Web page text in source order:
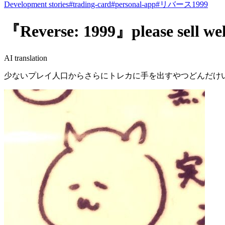
Development stories#trading-card#personal-app#リバース1999
『Reverse: 1999』please sell
AI translation
少ないプレイ人口からさらにトレカに手を出すやつどんだけ